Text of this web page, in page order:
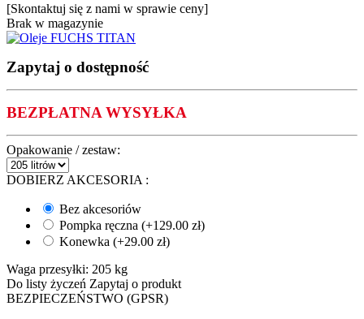
[Skontaktuj się z nami w sprawie ceny]
Brak w magazynie
Zapytaj o dostępność
BEZPŁATNA WYSYŁKA
Opakowanie / zestaw:
DOBIERZ AKCESORIA :
Bez akcesoriów
Pompka ręczna (+129.00 zł)
Konewka (+29.00 zł)
Waga przesyłki: 205 kg
Do listy życzeń Zapytaj o produkt
BEZPIECZEŃSTWO (GPSR)